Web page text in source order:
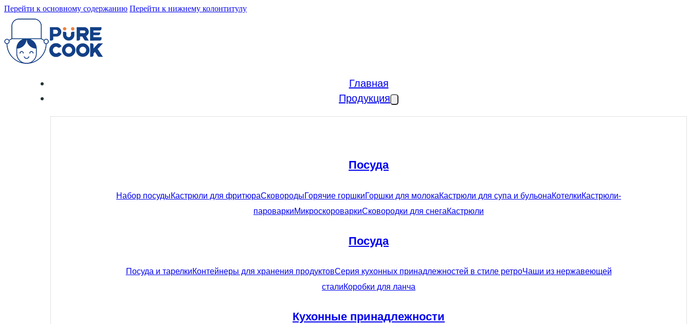
Перейти к основному содержанию Перейти к нижнему колонтитулу
Главная
Продукция
Посуда
Набор посудыКастрюли для фритюраСковородыГорячие горшкиГоршки для молокаКастрюли для супа и бульонаКотелкиКастрюли-
пароваркиМикроскороваркиСковородки для снегаКастрюли
Посуда
Посуда и тарелкиКонтейнеры для хранения продуктовСерия кухонных принадлежностей в стиле ретроЧаши из нержавеющей
сталиКоробки для ланча
Кухонные принадлежности